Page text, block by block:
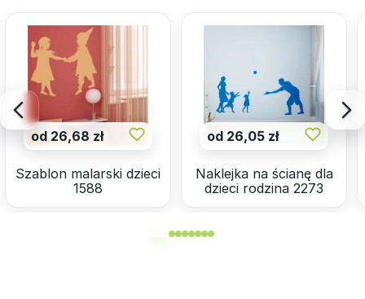
od 26,68 zł
Szablon malarski dzieci
1588
od 26,05 zł
Naklejka na ścianę dla
dzieci rodzina 2273